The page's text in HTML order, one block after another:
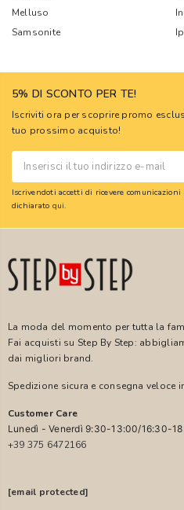
Melluso
Samsonite
5% DI SCONTO PER TE!
Iscriviti ora per scoprire promo
tuo prossimo acquisto!
Iscrivendoti accetti di ricevere
dichiarato qui.
La moda del momento per tutta la
Fai acquisti su Step By Step:
dai migliori brand.
Spedizione sicura e consegna veloce
Customer Care
Lunedì - Venerdì 9:30-13:00/16:30-
+39 375 6472166
[email protected]